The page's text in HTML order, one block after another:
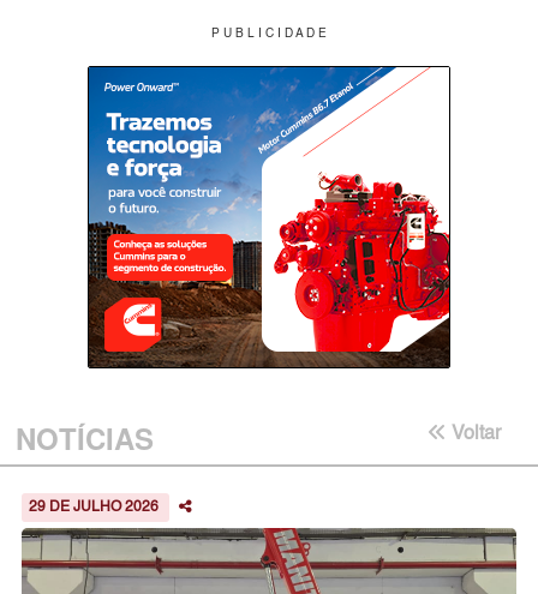
P U B L I C I D A D E
NOTÍCIAS Voltar
29 DE JULHO 2026